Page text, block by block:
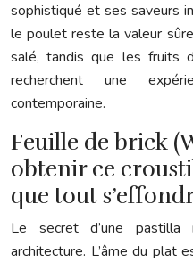
sophistiqué et ses saveurs
le poulet reste la valeur
salé, tandis que les fruits
recherchent une
contemporaine.
Feuille de brick
obtenir ce
que tout
Le secret d’une pastilla
architecture. L’âme du plat